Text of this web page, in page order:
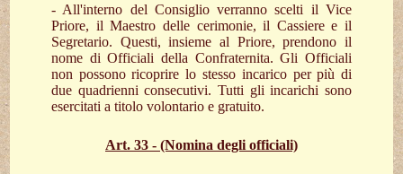
- All'interno del Consiglio verranno scelti il Vice
Priore, il Maestro delle cerimonie, il Cassiere e il
Segretario. Questi, insieme al Priore, prendono il
nome di Officiali della Confraternita. Gli Officiali
non possono ricoprire lo stesso incarico per più di
due quadrienni consecutivi. Tutti gli incarichi sono
esercitati a titolo volontario e gratuito.
Art. 33 - (Nomina degli officiali)